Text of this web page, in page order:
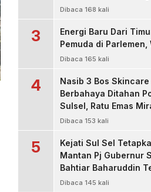
Menjadi Pemasok
Dibaca 168 kali
3
Energi Baru Dari
Pemuda di Parlemen,
Dibaca 165 kali
4
Nasib 3 Bos Skincare
Berbahaya Ditahan
Sulsel, Ratu Emas
dan Pemilik Raja Glow
Tersangka
Dibaca 153 kali
5
Kejati Sul Sel
Mantan Pj Gubernur
Bahtiar Baharuddin
Kasus Korupsi Bibit
Dibaca 145 kali